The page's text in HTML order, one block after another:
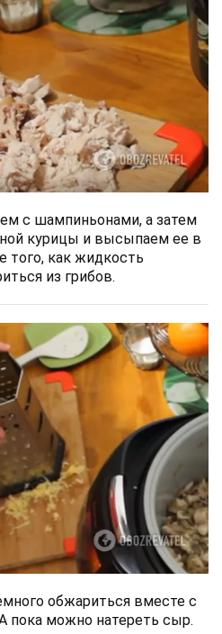
с шампиньонами, а затем
курицы и высыпаем ее в
того, как жидкость
из грибов.
обжариться вместе с
пока можно натереть сыр.